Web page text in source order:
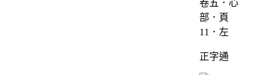
卷五．心
部．頁
11．左
正字通